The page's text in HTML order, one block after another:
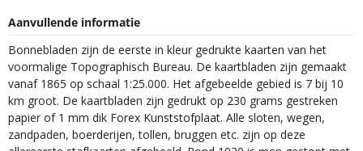
Aanvullende informatie
Bonnebladen zijn de eerste in kleur gedrukte kaarten van het
voormalige Topographisch Bureau. De kaartbladen zijn gemaakt
vanaf 1865 op schaal 1:25.000. Het afgebeelde gebied is 7 bij 10
km groot. De kaartbladen zijn gedrukt op 230 grams gestreken
papier of 1 mm dik Forex Kunststofplaat. Alle sloten, wegen,
zandpaden, boerderijen, tollen, bruggen etc. zijn op deze